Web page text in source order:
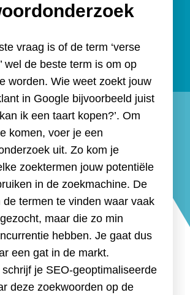
vraag is of de term ‘verse
wel de beste term is om op
worden. Wie weet zoekt jouw
in Google bijvoorbeeld juist
ik een taart kopen?’. Om
komen, voer je een
uit. Zo kom je
zoektermen jouw potentiële
in de zoekmachine. De
de termen te vinden waar vaak
maar die zo min
hebben. Je gaat dus
een gat in de markt.
je SEO-geoptimaliseerde
deze zoekwoorden op de